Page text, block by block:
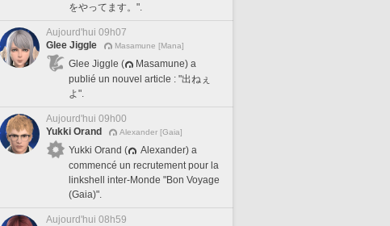
をやってます。".
Aujourd'hui 09h07
Glee Jiggle
Masamune [Mana]
Glee Jiggle (
Masamune) a
publié un nouvel article : "出ねぇ
よ".
Aujourd'hui 09h00
Yukki Orand
Alexander [Gaia]
Yukki Orand (
Alexander) a
commencé un recrutement pour la
linkshell inter-Monde "Bon Voyage
(Gaia)".
Aujourd'hui 08h59